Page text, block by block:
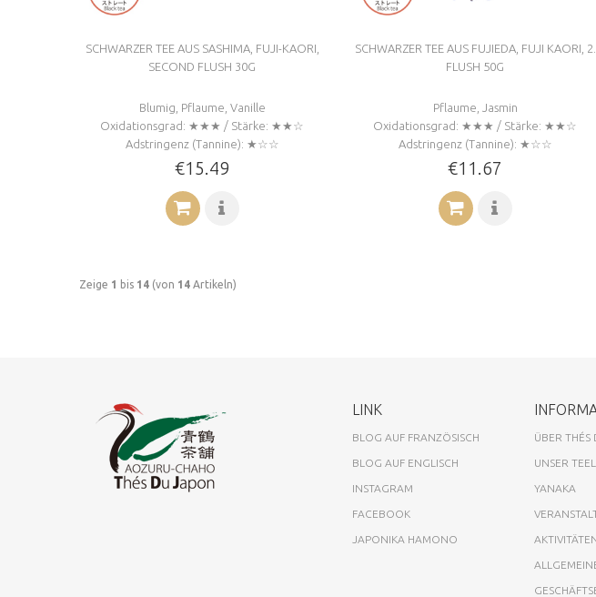
SCHWARZER TEE AUS SASHIMA, FUJI-KAORI,
SECOND FLUSH 30G
Blumig, Pflaume, Vanille
Oxidationsgrad: ★★★ / Stärke: ★★☆
Adstringenz (Tannine): ★☆☆
€15.49
SCHWARZER TEE AUS FUJIEDA, FUJI KAORI, 2.
FLUSH 50G
Pflaume, Jasmin
Oxidationsgrad: ★★★ / Stärke: ★★☆
Adstringenz (Tannine): ★☆☆
€11.67
Zeige 1 bis 14 (von 14 Artikeln)
LINK
BLOG AUF FRANZÖSISCH
BLOG AUF ENGLISCH
INSTAGRAM
FACEBOOK
JAPONIKA HAMONO
ÜBER THÉS
UNSER
YANAKA